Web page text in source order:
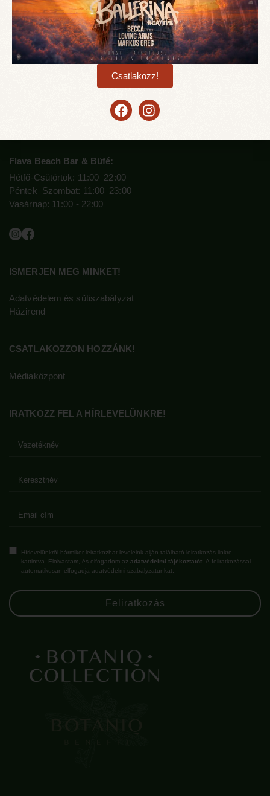
KAPCSOLAT
info@flavabeach.hu
1117, Budapest, Vízpart U. 3
Flava Beach Bar & Büfé:
Hétfő-Csütörtök: 11:00–22:00
Péntek–Szombat: 11:00–23:00
Vasárnap: 11:00 - 22:00
ISMERJEN MEG MINKET!
Adatvédelem és sütiszabályzat
Házirend
CSATLAKOZZON HOZZÁNK!
Médiaközpont
IRATKOZZ FEL A HÍRLEVELÜNKRE!
Hírlevelünkről bármikor leiratkozhat leveleink alján található leiratkozás linkre
kattintva. Elolvastam, és elfogadom az adatvédelmi tájékoztatót. A feliratkozással
automatikusan elfogadja adatvédelmi szabályzatunkat.
Feliratkozás
Csatlakozz!